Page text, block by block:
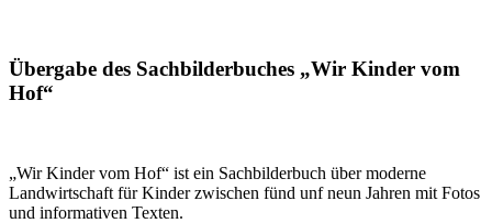
Übergabe des Sachbilderbuches „Wir Kinder vom
Hof“
„Wir Kinder vom Hof“ ist ein Sachbilderbuch über moderne
Landwirtschaft für Kinder zwischen fünd unf neun Jahren mit Fotos
und informativen Texten.